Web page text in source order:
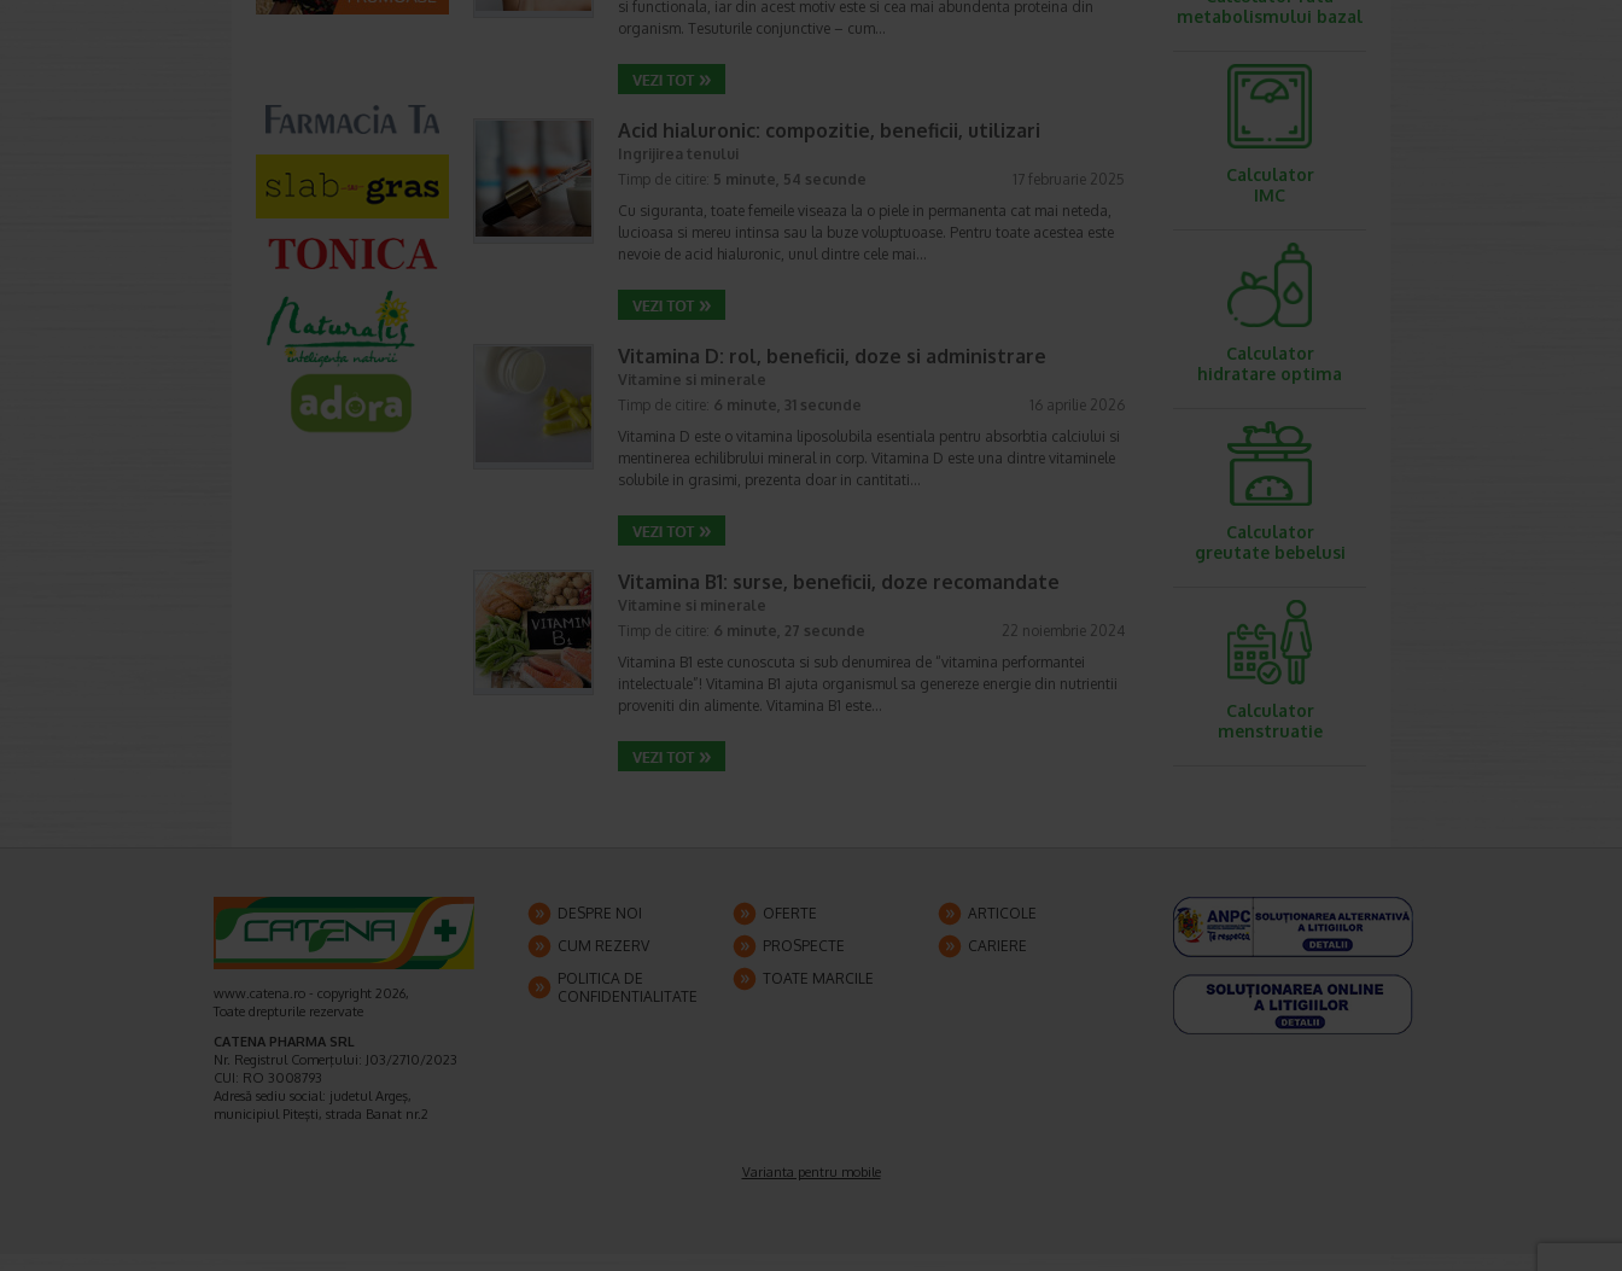
si functionala, iar din acest motiv este si cea mai abundenta proteina din
organism. Tesuturile conjunctive – cum…
Acid hialuronic: compozitie, beneficii, utilizari
Ingrijirea tenului
Timp de citire: 5 minute, 54 secunde
17 februarie 2025
Cu siguranta, toate femeile viseaza la o piele in permanenta cat mai neteda,
lucioasa si mereu intinsa sau la buze voluptuoase. Pentru toate acestea este
nevoie de acid hialuronic, unul dintre cele mai…
Vitamina D: rol, beneficii, doze si administrare
Vitamine si minerale
Timp de citire: 6 minute, 31 secunde
16 aprilie 2026
Vitamina D este o vitamina liposolubila esentiala pentru absorbtia calciului si
mentinerea echilibrului mineral in corp. Vitamina D este una dintre vitaminele
solubile in grasimi, prezenta doar in cantitati…
Vitamina B1: surse, beneficii, doze recomandate
Vitamine si minerale
Timp de citire: 6 minute, 27 secunde
22 noiembrie 2024
Vitamina B1 este cunoscuta si sub denumirea de “vitamina performantei
intelectuale”! Vitamina B1 ajuta organismul sa genereze energie din nutrientii
proveniti din alimente. Vitamina B1 este…
metabolismului bazal
Calculator
IMC
Calculator
hidratare optima
Calculator
greutate bebelusi
Calculator
menstruatie
www.catena.ro - copyright 2026,
Toate drepturile rezervate
CATENA PHARMA SRL
Nr. Registrul Comerţului: J03/2710/2023
CUI: RO 3008793
Adresă sediu social: judetul Argeş,
municipiul Piteşti, strada Banat nr.2
DESPRE NOI OFERTE
ARTICOLE
CUM REZERV
PROSPECTE
CARIERE
POLITICA DE
CONFIDENTIALITATE
TOATE MARCILE
Varianta pentru mobile